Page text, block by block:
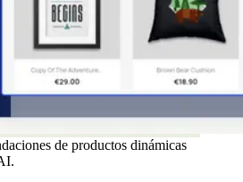
de productos dinámicas